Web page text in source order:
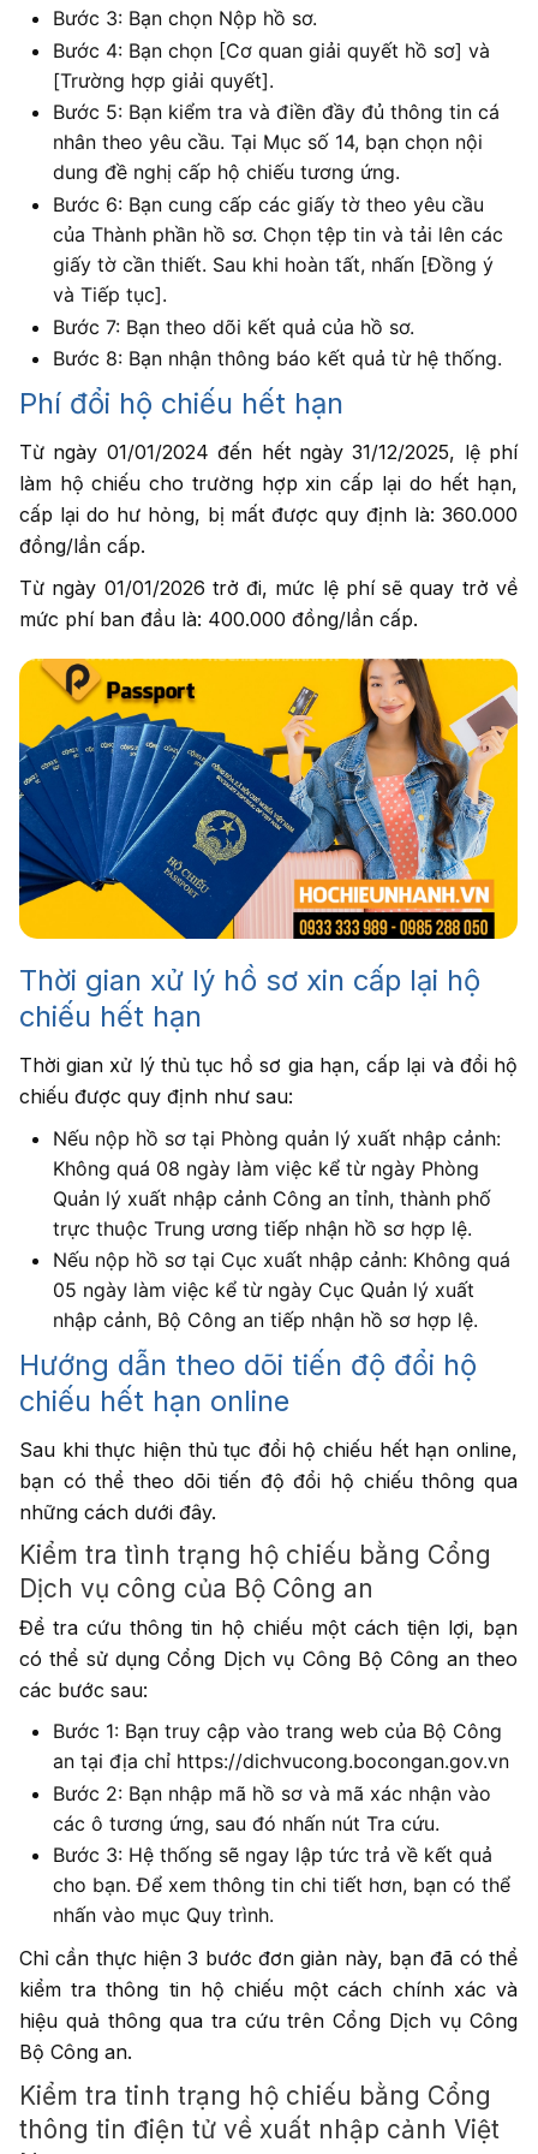
Bước 3: Bạn chọn Nộp hồ sơ.
Bước 4: Bạn chọn [Cơ quan giải quyết hồ sơ] và
[Trường hợp giải quyết].
Bước 5: Bạn kiểm tra và điền đầy đủ thông tin cá
nhân theo yêu cầu. Tại Mục số 14, bạn chọn nội
dung đề nghị cấp hộ chiếu tương ứng.
Bước 6: Bạn cung cấp các giấy tờ theo yêu cầu
của Thành phần hồ sơ. Chọn tệp tin và tải lên các
giấy tờ cần thiết. Sau khi hoàn tất, nhấn [Đồng ý
và Tiếp tục].
Bước 7: Bạn theo dõi kết quả của hồ sơ.
Bước 8: Bạn nhận thông báo kết quả từ hệ thống.
Phí đổi hộ chiếu hết hạn
Từ ngày 01/01/2024 đến hết ngày 31/12/2025, lệ phí
làm hộ chiếu cho trường hợp xin cấp lại do hết hạn,
cấp lại do hư hỏng, bị mất được quy định là: 360.000
đồng/lần cấp.
Từ ngày 01/01/2026 trở đi, mức lệ phí sẽ quay trở về
mức phí ban đầu là: 400.000 đồng/lần cấp.
Thời gian xử lý hồ sơ xin cấp lại hộ
chiếu hết hạn
Thời gian xử lý thủ tục hồ sơ gia hạn, cấp lại và đổi hộ
chiếu được quy định như sau:
Nếu nộp hồ sơ tại Phòng quản lý xuất nhập cảnh:
Không quá 08 ngày làm việc kể từ ngày Phòng
Quản lý xuất nhập cảnh Công an tỉnh, thành phố
trực thuộc Trung ương tiếp nhận hồ sơ hợp lệ.
Nếu nộp hồ sơ tại Cục xuất nhập cảnh: Không quá
05 ngày làm việc kể từ ngày Cục Quản lý xuất
nhập cảnh, Bộ Công an tiếp nhận hồ sơ hợp lệ.
Hướng dẫn theo dõi tiến độ đổi hộ
chiếu hết hạn online
Sau khi thực hiện thủ tục đổi hộ chiếu hết hạn online,
bạn có thể theo dõi tiến độ đổi hộ chiếu thông qua
những cách dưới đây.
Kiểm tra tình trạng hộ chiếu bằng Cổng
Dịch vụ công của Bộ Công an
Để tra cứu thông tin hộ chiếu một cách tiện lợi, bạn
có thể sử dụng Cổng Dịch vụ Công Bộ Công an theo
các bước sau:
Bước 1: Bạn truy cập vào trang web của Bộ Công
an tại địa chỉ https://dichvucong.bocongan.gov.vn
Bước 2: Bạn nhập mã hồ sơ và mã xác nhận vào
các ô tương ứng, sau đó nhấn nút Tra cứu.
Bước 3: Hệ thống sẽ ngay lập tức trả về kết quả
cho bạn. Để xem thông tin chi tiết hơn, bạn có thể
nhấn vào mục Quy trình.
Chỉ cần thực hiện 3 bước đơn giản này, bạn đã có thể
kiểm tra thông tin hộ chiếu một cách chính xác và
hiệu quả thông qua tra cứu trên Cổng Dịch vụ Công
Bộ Công an.
Kiểm tra tinh trạng hộ chiếu bằng Cổng
thông tin điện tử về xuất nhập cảnh Việt